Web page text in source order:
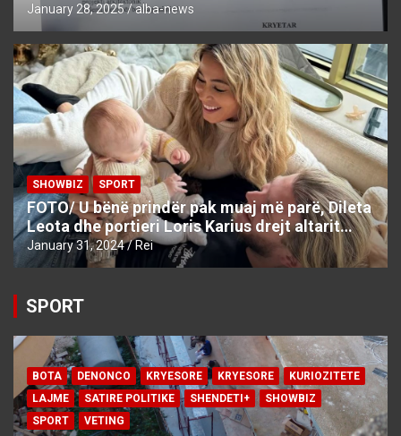
January 28, 2025 alba-news
SHOWBIZ SPORT
FOTO/ U bënë prindër pak muaj më parë, Dileta
Leota dhe portieri Loris Karius drejt altarit…
January 31, 2024 Rei
SPORT
BOTA DENONCO KRYESORE KRYESORE
KURIOZITETE
LAJME
SATIRE POLITIKE SHENDETI+
SHOWBIZ
SPORT
VETING